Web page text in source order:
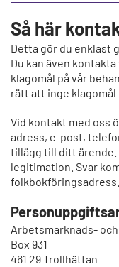
Så här
Detta gör du enklast
Du kan även
klagomål på vår
rätt att inge
Vid kontakt med oss
adress, e-post,
tillägg till ditt ärende.
legitimation. Svar
folkbokföringsadress.
Arbetsmarknads-
Box 931
461 29 Trollhättan